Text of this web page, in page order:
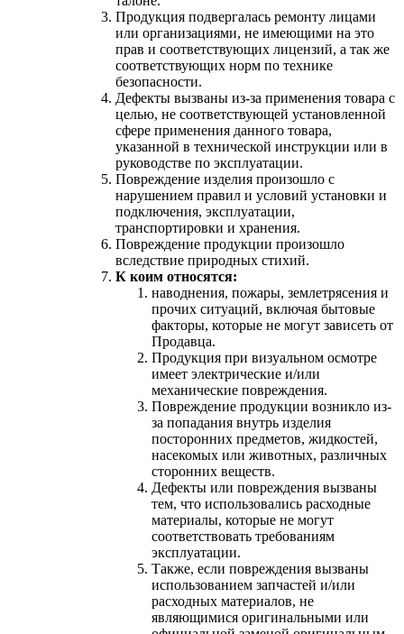
Продукция подвергалась ремонту лицами
или организациями, не имеющими на это
прав и соответствующих лицензий, а так же
соответствующих норм по технике
безопасности.
Дефекты вызваны из-за применения товара с
целью, не соответствующей установленной
сфере применения данного товара,
указанной в технической инструкции или в
руководстве по эксплуатации.
Повреждение изделия произошло с
нарушением правил и условий установки и
подключения, эксплуатации,
транспортировки и хранения.
Повреждение продукции произошло
вследствие природных стихий.
К коим относятся:
наводнения, пожары, землетрясения и
прочих ситуаций, включая бытовые
факторы, которые не могут зависеть от
Продавца.
Продукция при визуальном осмотре
имеет электрические и/или
механические повреждения.
Повреждение продукции возникло из-
за попадания внутрь изделия
посторонних предметов, жидкостей,
насекомых или животных, различных
сторонних веществ.
Дефекты или повреждения вызваны
тем, что использовались расходные
материалы, которые не могут
соответствовать требованиям
эксплуатации.
Также, если повреждения вызваны
использованием запчастей и/или
расходных материалов, не
являющимися оригинальными или